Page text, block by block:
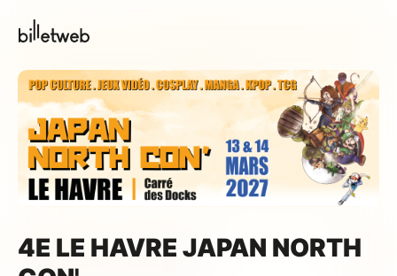
4E LE HAVRE JAPAN NORTH